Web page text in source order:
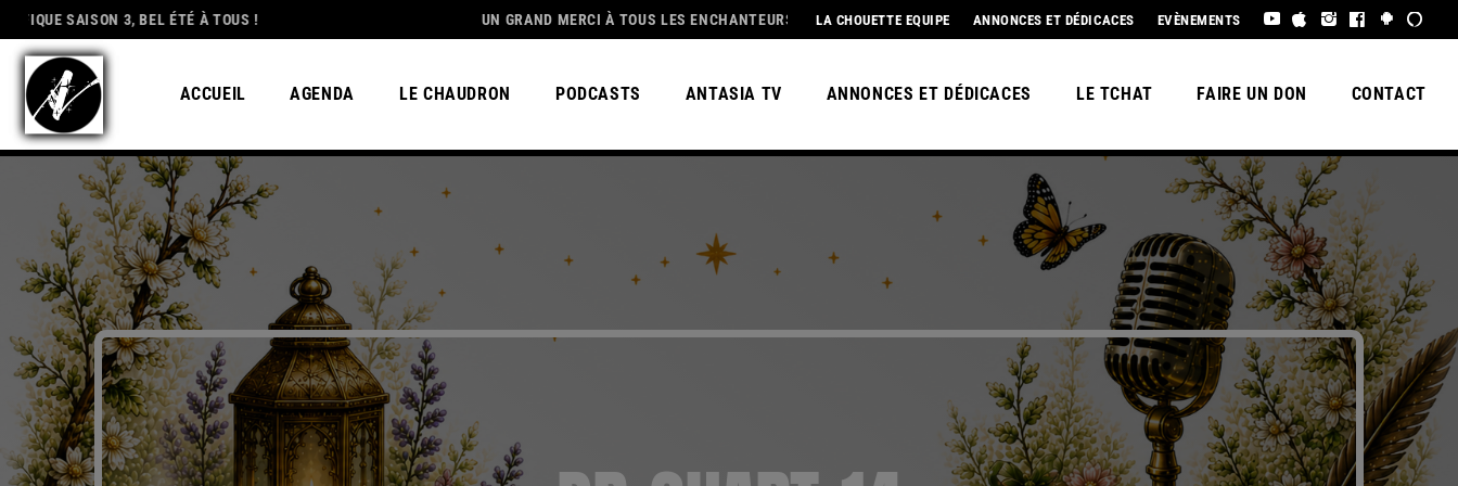
3, BEL ÉTÉ À TOUS ! UN GRAND MERCI À TOUS LES ENCHANTEURS😀 POUR CETTE MAGNIFIQUE SAISON 3, BEL ÉTÉ À TOUS !
LA CHOUETTE EQUIPE ANNONCES ET DÉDICACES EVÈNEMENTS
ACCUEIL AGENDA LE CHAUDRON PODCASTS ANTASIA TV ANNONCES ET DÉDICACES LE TCHAT FAIRE UN DON CONTACT